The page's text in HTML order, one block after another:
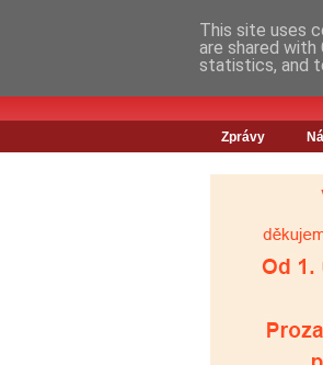
Zprávy
This site uses
are shared
statistics, and